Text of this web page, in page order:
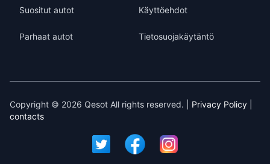
Suositut autot
Parhaat autot
Käyttöehdot
Tietosuojakäytäntö
Copyright © 2026 Qesot All rights reserved. | Privacy Policy
contacts